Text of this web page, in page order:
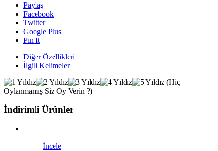
Paylaş
Facebook
Twitter
Google Plus
Pin It
Diğer Özellikleri
İlgili Kelimeler
(Hiç
Oylanmamış Siz Oy Verin ?)
İndirimli Ürünler
İncele